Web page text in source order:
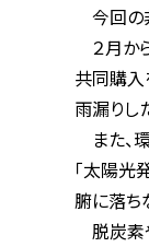
今回の非FIT
２月から導入
共同購入を行
雨漏りしたと
また、環境省
「太陽光発電
腑に落ちな
脱炭素や環境